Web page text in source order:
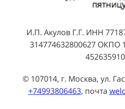
И.П. Акулов Г.Г. ИНН
314774632800627 ОКПО
© 107014, г. Москва, ул.
+74993806463, почта